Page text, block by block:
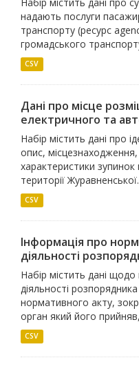
надають послуги
транспорту (ресурс
громадського
CSV
Дані про місце
електричного та
Набір містить дані про
опис, місцезнаходження,
характеристики
території
CSV
Інформація про
діяльності
Набір містить дані
діяльності
нормативного акту,
орган який його
CSV